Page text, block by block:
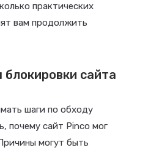
практических
вам продолжить
сайта
шаги по обходу
почему сайт Pinco мог
могут быть